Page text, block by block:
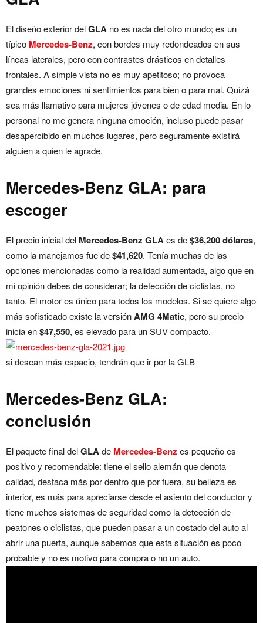
El diseño exterior delGLA no es nada del otro mundo; es un
típico Mercedes-Benz, con bordes muy redondeados en sus
líneas laterales, pero con contrastes drásticos en detalles
frontales. A simple vista no es muy apetitoso; no provoca
grandes emociones ni sentimientos para bien o para mal. Quizá
sea más llamativo para mujeres jóvenes o de edad media. En lo
personal no me genera ninguna emoción, incluso puede pasar
desapercibido en muchos lugares, pero seguramente existirá
alguien a quien le agrade.
Mercedes-Benz GLA: para
escoger
El precio inicial del Mercedes-Benz GLAes de$36,200 dólares,
como la manejamos fue de$41,620. Tenía muchas de las
opciones mencionadas como la realidad aumentada, algo que en
mi opinión debes de considerar; la detección de ciclistas, no
tanto. El motor es único para todos los modelos. Si se quiere algo
más sofisticado existe la versiónAMG 4Matic, pero su precio
inicia en$47,550, es elevado para un SUV compacto.
si desean más espacio, tendrán que ir por la GLB
Mercedes-Benz GLA:
conclusión
El paquete final delGLAde Mercedes-Benz es pequeño es
positivo y recomendable: tiene el sello alemán que denota
calidad, destaca más por dentro que por fuera, su belleza es
interior, es más para apreciarse desde el asiento del conductor y
tiene muchos sistemas de seguridad como la detección de
peatones o ciclistas, que pueden pasar a un costado del auto al
abrir una puerta, aunque sabemos que esta situación es poco
probable y no es motivo para compra o no un auto.